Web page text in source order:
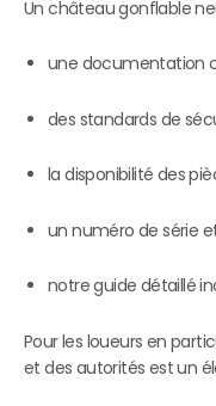
Un château gonflable
une documentation
des standards de
la disponibilité des
un numéro de série
notre guide détaillé
Pour les loueurs en
et des autorités est un